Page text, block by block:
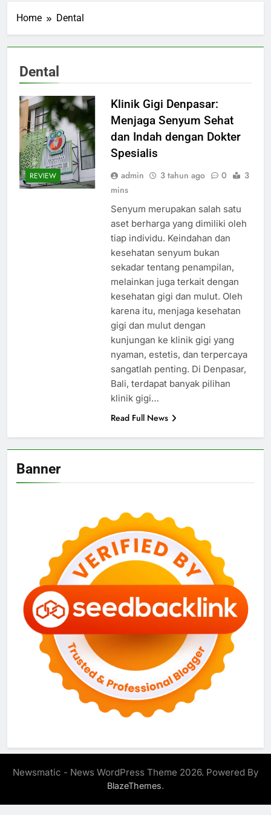
Home Dental
Dental
REVIEW
Klinik Gigi Denpasar:
Menjaga Senyum Sehat
dan Indah dengan Dokter
Spesialis
admin 3 tahun ago 0
3
mins
Senyum merupakan salah satu
aset berharga yang dimiliki oleh
tiap individu. Keindahan dan
kesehatan senyum bukan
sekadar tentang penampilan,
melainkan juga terkait dengan
kesehatan gigi dan mulut. Oleh
karena itu, menjaga kesehatan
gigi dan mulut dengan
kunjungan ke klinik gigi yang
nyaman, estetis, dan terpercaya
sangatlah penting. Di Denpasar,
Bali, terdapat banyak pilihan
klinik gigi…
Read Full News
Banner
Newsmatic - News WordPress Theme 2026. Powered By
BlazeThemes.